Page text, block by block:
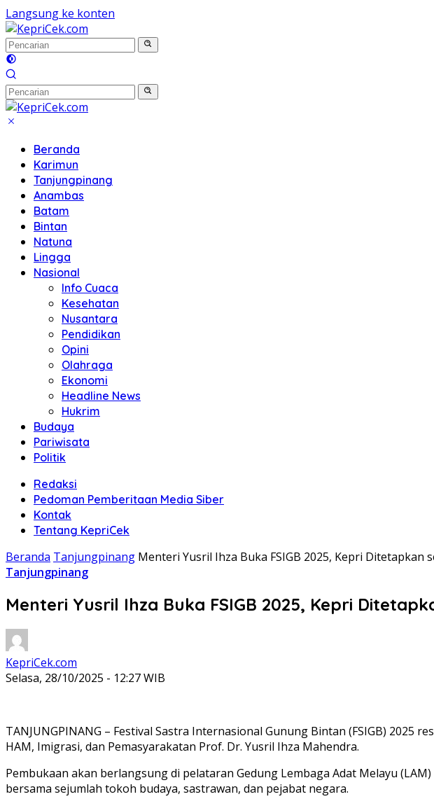
Langsung ke konten
Beranda
Karimun
Tanjungpinang
Anambas
Batam
Bintan
Natuna
Lingga
Nasional
Info Cuaca
Kesehatan
Nusantara
Pendidikan
Opini
Olahraga
Ekonomi
Headline News
Hukrim
Budaya
Pariwisata
Politik
Redaksi
Pedoman Pemberitaan Media Siber
Kontak
Tentang KepriCek
Beranda Tanjungpinang Menteri Yusril Ihza Buka FSIGB 2025, Kepri Ditetapkan
Tanjungpinang
Menteri Yusril Ihza Buka FSIGB 2025, Kepri
KepriCek.com
Selasa, 28/10/2025 - 12:27 WIB
TANJUNGPINANG – Festival Sastra Internasional Gunung Bintan (FSIGB) 2025
HAM, Imigrasi, dan Pemasyarakatan Prof. Dr. Yusril Ihza Mahendra.
Pembukaan akan berlangsung di pelataran Gedung Lembaga Adat Melayu
bersama sejumlah tokoh budaya, sastrawan, dan pejabat negara.